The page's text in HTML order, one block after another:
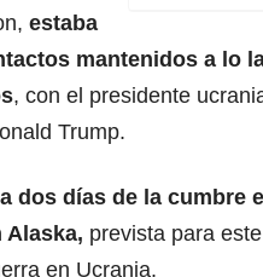
estaba
mantenidos a lo
, con el presidente
Trump.
dos días de la cumbre
Alaska, prevista para
en Ucrania.